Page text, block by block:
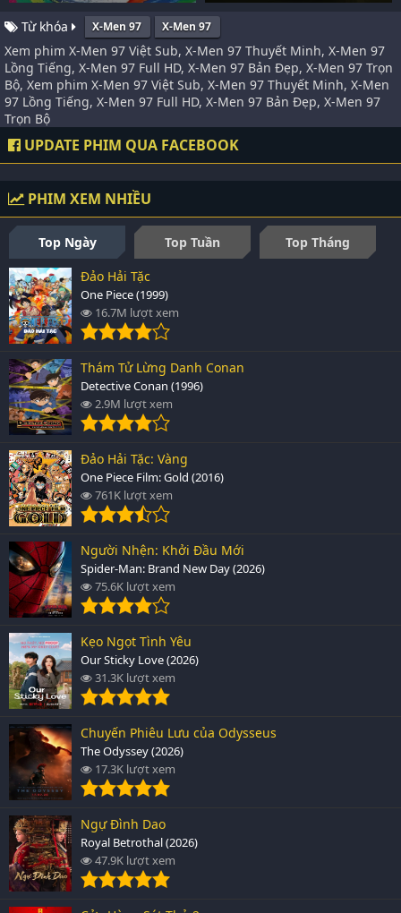
Từ khóa X-Men 97 X-Men 97
Xem phim X-Men 97 Việt Sub, X-Men 97 Thuyết Minh, X-Men 97
Lồng Tiếng, X-Men 97 Full HD, X-Men 97 Bản Đẹp, X-Men 97 Trọn
Bộ, Xem phim X-Men 97 Việt Sub, X-Men 97 Thuyết Minh, X-Men
97 Lồng Tiếng, X-Men 97 Full HD, X-Men 97 Bản Đẹp, X-Men 97
Trọn Bộ
UPDATE PHIM QUA FACEBOOK
PHIM XEM NHIỀU
Top Ngày Top Tuần
Top Tháng
Đảo Hải Tặc
One Piece (1999)
16.7M lượt xem
Thám Tử Lừng Danh Conan
Detective Conan (1996)
2.9M lượt xem
Đảo Hải Tặc: Vàng
One Piece Film: Gold (2016)
761K lượt xem
Người Nhện: Khởi Đầu Mới
Spider-Man: Brand New Day (2026)
75.6K lượt xem
Kẹo Ngọt Tình Yêu
Our Sticky Love (2026)
31.3K lượt xem
Chuyến Phiêu Lưu của Odysseus
The Odyssey (2026)
17.3K lượt xem
Ngự Đình Dao
Royal Betrothal (2026)
47.9K lượt xem